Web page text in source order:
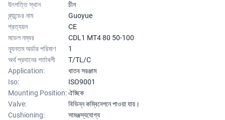
উৎপত্তি স্থান
চীন
ব্র্যান্ডের নাম
Guoyue
প্রত্যয়ন
CE
মডেল নম্বর
CDL1 MT4 80 50-100
ন্যূনতম অর্ডার পরিমাণ
1
অর্থ প্রদানের শর্তাবলী
T/TL/C
Application:
ধাতব সরঞ্জাম
Iso:
ISO9001
Mounting Position:ঐচ্ছিক
Valve:
বিভিন্ন কম্বিনেশনে পাওয়া যায়।
Cushioning:
সামঞ্জস্যযোগ্য